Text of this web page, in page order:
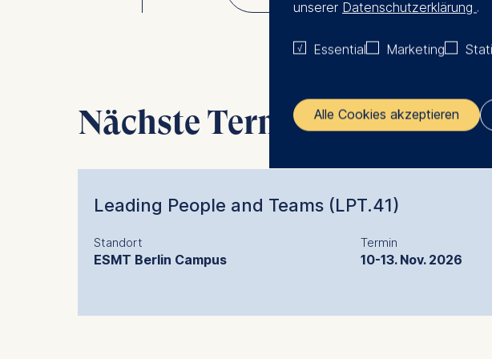
Nächste Termine
Leading People and Teams (LPT.41)
Standort
ESMT Berlin Campus
Termin
10-13. Nov. 2026
unserer Datenschutzerklärung .
Essential Marketing
Alle Cookies akzeptieren
The controller responsible for
ESMT European School of
We use cookies for the following
Marketing and personalized